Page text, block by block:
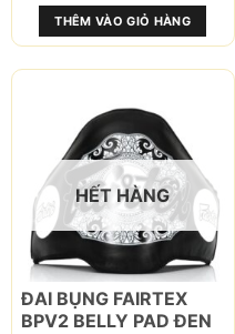
THÊM VÀO GIỎ HÀNG
HẾT HÀNG
ĐAI BỤNG FAIRTEX
BPV2 BELLY PAD ĐEN